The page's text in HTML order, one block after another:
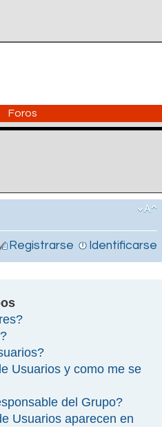
Foros
Registrarse Identificarse
Usuarios y como me se
del Grupo?
Usuarios aparecen en